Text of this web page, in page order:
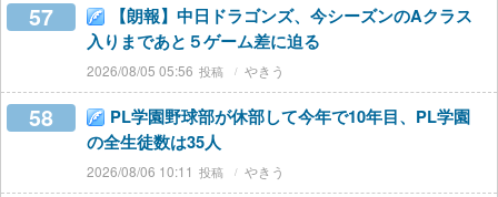
57
【朗報】中日ドラゴンズ、今シーズンのAクラス
入りまであと５ゲーム差に迫る
2026/08/05 05:56 やきう
58
PL学園野球部が休部して今年で10年目、PL学園
の全生徒数は35人
2026/08/06 10:11 やきう